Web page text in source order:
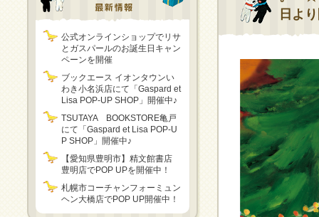
公式オンラインショップでリサ
とガスパールのお誕生日キャン
ペーンを開催
ブックエース イオンタウンい
わき小名浜店にて「Gaspard et
Lisa POP-UP SHOP」開催中♪
TSUTAYA BOOKSTORE亀戸
にて「Gaspard et Lisa POP-U
P SHOP」開催中♪
【愛知県豊明市】精文館書店
豊明店でPOP UPを開催中！
札幌市コーチャンフォーミュン
ヘン大橋店でPOP UP開催中！
日よ